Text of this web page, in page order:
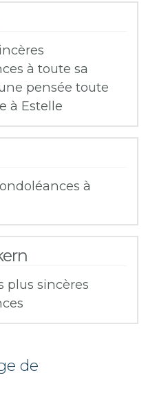
à toute sa
pensée toute
à Estelle
à
plus sincères
de